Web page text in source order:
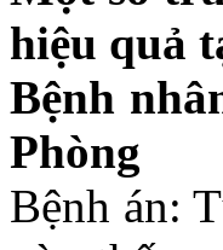
hiệu quả
Bệnh
Phòng
Bệnh án: